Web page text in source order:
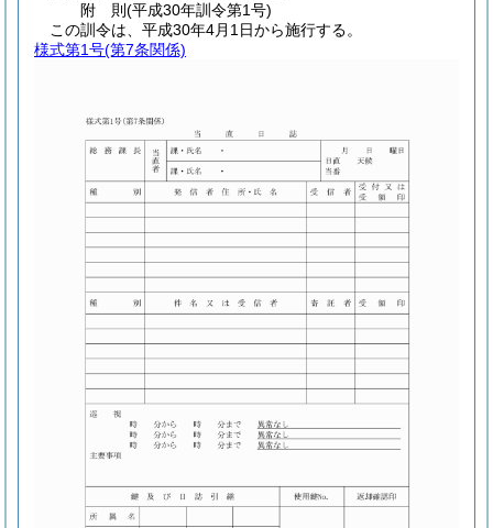
附 則(平成30年訓令第1号)
この訓令は、平成30年4月1日から施行する。
様式第1号(第7条関係)